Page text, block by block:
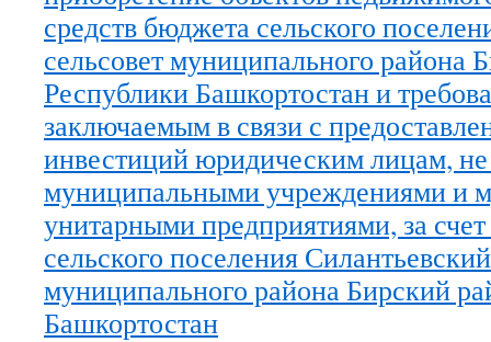
средств бюджета сельского
сельсовет муниципального района
Республики Башкортостан и
заключаемым в связи с
инвестиций юридическим лицам,
муниципальными учреждениями и
унитарными предприятиями, за
сельского поселения
муниципального района Бирский
Башкортостан